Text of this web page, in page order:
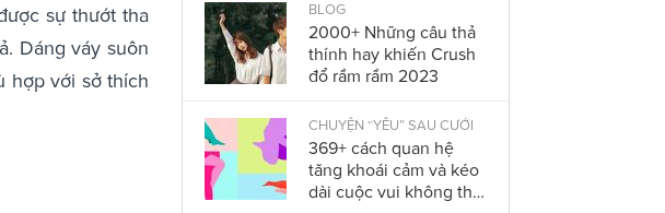
sự thướt tha
Dáng váy suôn
hợp với sở thích
BLOG
2000+ Những câu thả
thính hay khiến Crush
đổ rầm rầm 2023
CHUYỆN “YÊU” SAU CƯỚI
369+ cách quan hệ
tăng khoái cảm và kéo
dài cuộc vui không thể